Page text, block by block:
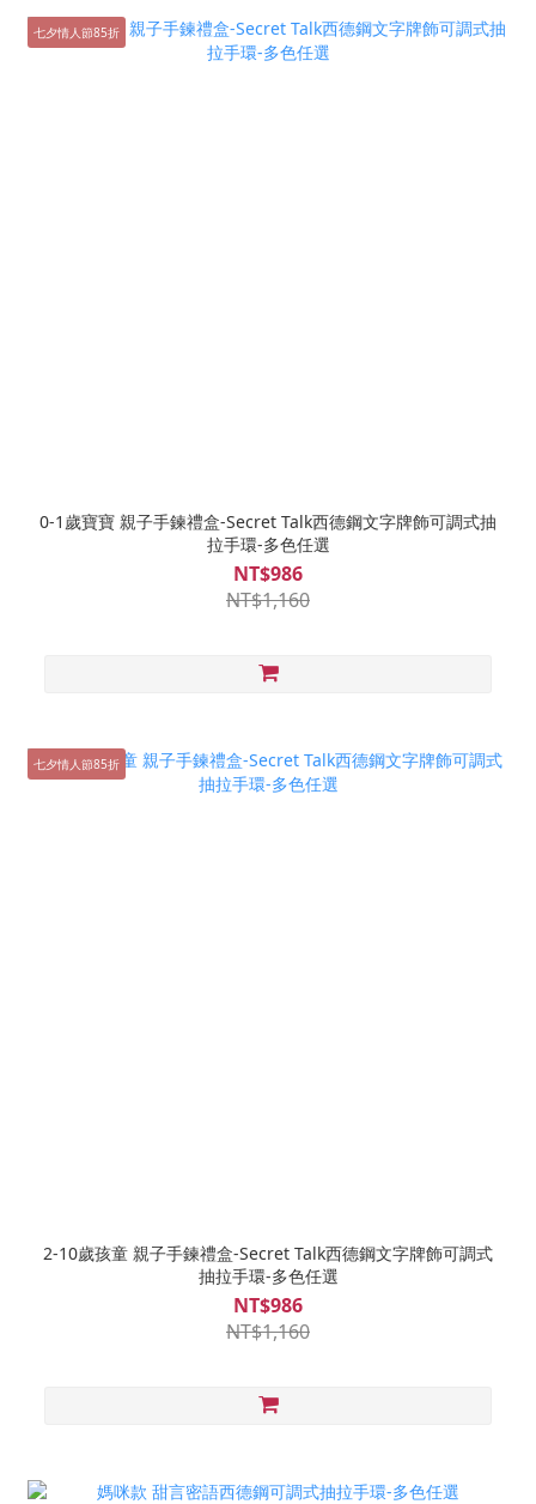
七夕情人節85折
0-1歲寶寶 親子手鍊禮盒-Secret Talk西德鋼文字牌飾可調式抽
拉手環-多色任選
NT$986
NT$1,160
七夕情人節85折
2-10歲孩童 親子手鍊禮盒-Secret Talk西德鋼文字牌飾可調式
抽拉手環-多色任選
NT$986
NT$1,160